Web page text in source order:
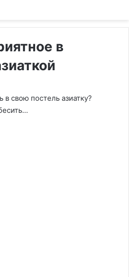
в
в свою постель азиатку?